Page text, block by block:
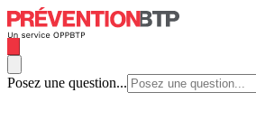
Posez une question...